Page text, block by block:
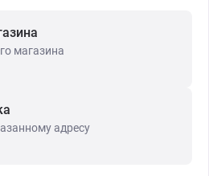
магазина
адресу